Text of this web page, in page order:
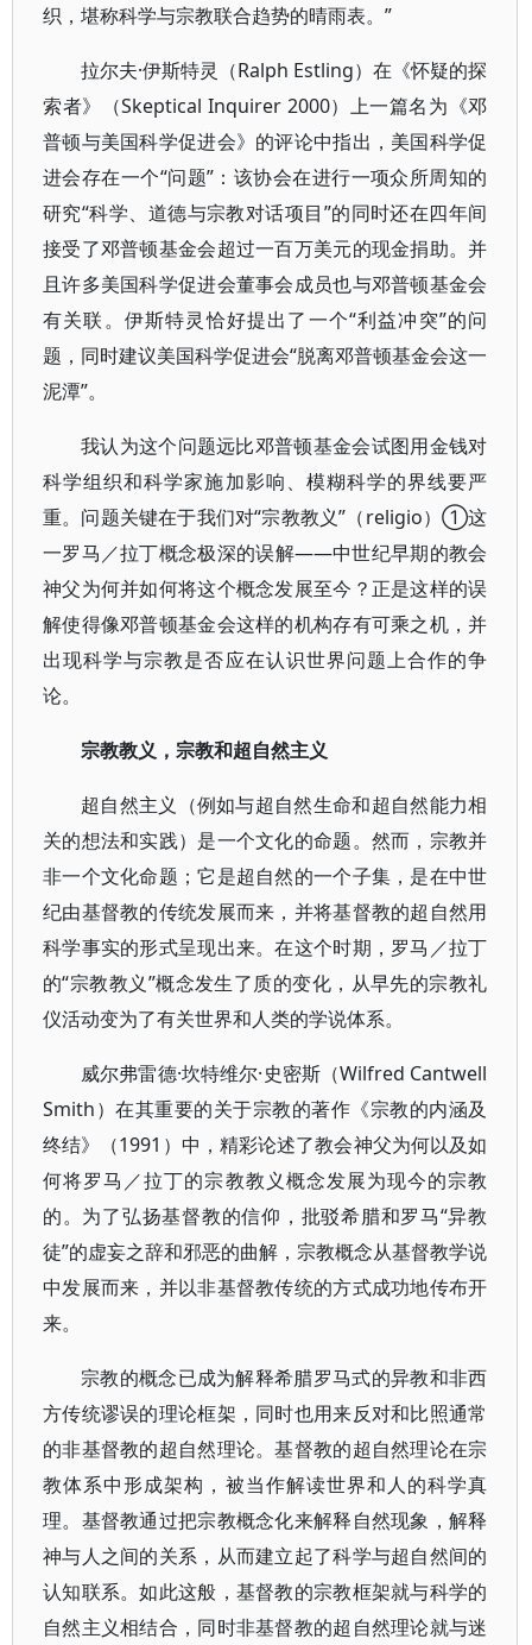
织，堪称科学与宗教联合趋势的晴雨表。”
拉尔夫·伊斯特灵（Ralph Estling）在《怀疑的探
索者》（Skeptical Inquirer 2000）上一篇名为《邓
普顿与美国科学促进会》的评论中指出，美国科学促
进会存在一个“问题”：该协会在进行一项众所周知的
研究“科学、道德与宗教对话项目”的同时还在四年间
接受了邓普顿基金会超过一百万美元的现金捐助。并
且许多美国科学促进会董事会成员也与邓普顿基金会
有关联。伊斯特灵恰好提出了一个“利益冲突”的问
题，同时建议美国科学促进会“脱离邓普顿基金会这一
泥潭”。
我认为这个问题远比邓普顿基金会试图用金钱对
科学组织和科学家施加影响、模糊科学的界线要严
重。问题关键在于我们对“宗教教义”（religio）①这
一罗马／拉丁概念极深的误解——中世纪早期的教会
神父为何并如何将这个概念发展至今？正是这样的误
解使得像邓普顿基金会这样的机构存有可乘之机，并
出现科学与宗教是否应在认识世界问题上合作的争
论。
宗教教义，宗教和超自然主义
超自然主义（例如与超自然生命和超自然能力相
关的想法和实践）是一个文化的命题。然而，宗教并
非一个文化命题；它是超自然的一个子集，是在中世
纪由基督教的传统发展而来，并将基督教的超自然用
科学事实的形式呈现出来。在这个时期，罗马／拉丁
的“宗教教义”概念发生了质的变化，从早先的宗教礼
仪活动变为了有关世界和人类的学说体系。
威尔弗雷德·坎特维尔·史密斯（Wilfred Cantwell
Smith）在其重要的关于宗教的著作《宗教的内涵及
终结》（1991）中，精彩论述了教会神父为何以及如
何将罗马／拉丁的宗教教义概念发展为现今的宗教
的。为了弘扬基督教的信仰，批驳希腊和罗马“异教
徒”的虚妄之辞和邪恶的曲解，宗教概念从基督教学说
中发展而来，并以非基督教传统的方式成功地传布开
来。
宗教的概念已成为解释希腊罗马式的异教和非西
方传统谬误的理论框架，同时也用来反对和比照通常
的非基督教的超自然理论。基督教的超自然理论在宗
教体系中形成架构，被当作解读世界和人的科学真
理。基督教通过把宗教概念化来解释自然现象，解释
神与人之间的关系，从而建立起了科学与超自然间的
认知联系。如此这般，基督教的宗教框架就与科学的
自然主义相结合，同时非基督教的超自然理论就与迷